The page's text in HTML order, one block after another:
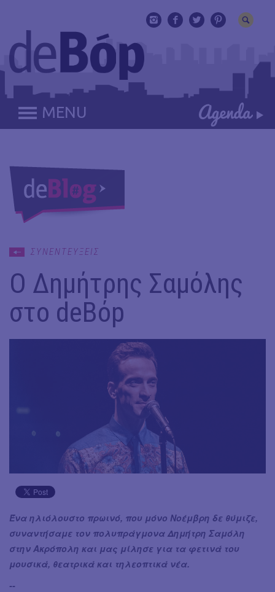
MENU
ΣΥΝΕΝΤΕΥΞΕΙΣ
Ο Δημήτρης Σαμόλης
στο deBόp
Ένα ηλιόλουστο πρωινό, που μόνο Νοέμβρη δε θύμιζε,
συναντήσαμε τον πολυπράγμονα Δημήτρη Σαμόλη
στην Ακρόπολη και μας μίλησε για τα φετινά του
μουσικά, θεατρικά και τηλεοπτικά νέα.
--